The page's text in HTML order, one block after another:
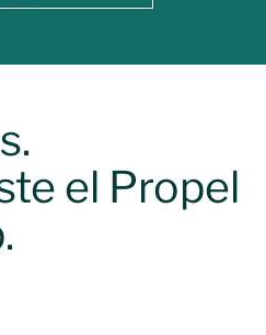
el Propel